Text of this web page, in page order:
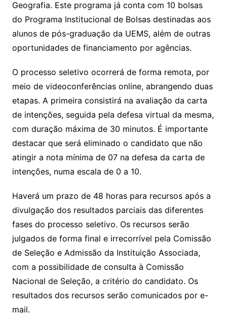
Geografia. Este programa já conta com 10 bolsas
do Programa Institucional de Bolsas destinadas aos
alunos de pós-graduação da UEMS, além de outras
oportunidades de financiamento por agências.
O processo seletivo ocorrerá de forma remota, por
meio de videoconferências online, abrangendo duas
etapas. A primeira consistirá na avaliação da carta
de intenções, seguida pela defesa virtual da mesma,
com duração máxima de 30 minutos. É importante
destacar que será eliminado o candidato que não
atingir a nota mínima de 07 na defesa da carta de
intenções, numa escala de 0 a 10.
Haverá um prazo de 48 horas para recursos após a
divulgação dos resultados parciais das diferentes
fases do processo seletivo. Os recursos serão
julgados de forma final e irrecorrível pela Comissão
de Seleção e Admissão da Instituição Associada,
com a possibilidade de consulta à Comissão
Nacional de Seleção, a critério do candidato. Os
resultados dos recursos serão comunicados por e-
mail.